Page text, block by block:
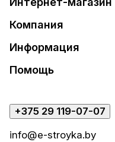
Компания
Информация
Помощь
+375 29 119-07-07
info@e-stroyka.by